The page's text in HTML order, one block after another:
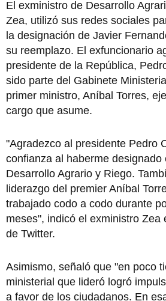
El exministro de Desarrollo
Zea, utilizó sus redes sociales
la designación de Javier
su reemplazo. El exfuncionario
presidente de la República,
sido parte del Gabinete
primer ministro, Aníbal Torres,
cargo que asume.
"Agradezco al presidente Pedro
confianza al haberme designado
Desarrollo Agrario y Riego.
liderazgo del premier Aníbal
trabajado codo a codo durante
meses", indicó el exministro Zea
de Twitter.
Asimismo, señaló que "en poco
ministerial que lideró logró
a favor de los ciudadanos. En